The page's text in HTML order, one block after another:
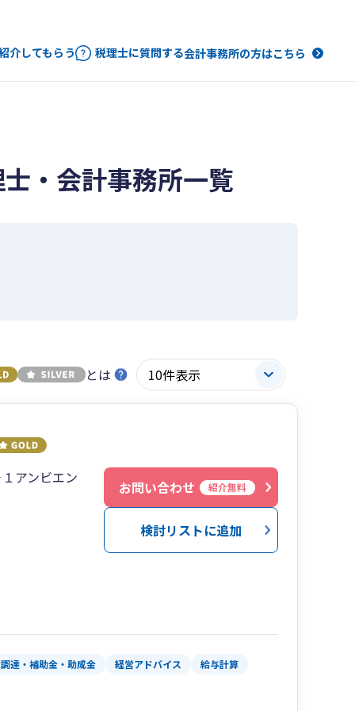
介してもらう 税理士に質問する会計事務所の方はこちら
・会計事務所一覧
とは
アンビエン
お問い合わせ 紹介無料
検討リストに追加
達・補助金・助成金 経営アドバイス 給与計算